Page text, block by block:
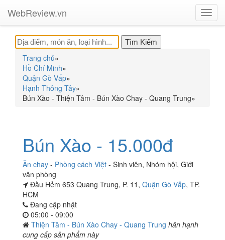
WebReview.vn
Trang chủ»
Hồ Chí Minh»
Quận Gò Vấp»
Hạnh Thông Tây»
Bún Xào - Thiện Tâm - Bún Xào Chay - Quang Trung»
Bún Xào - 15.000đ
Ăn chay - Phòng cách Việt - Sinh viên, Nhóm hội, Giới
văn phòng
Đầu Hẻm 653 Quang Trung, P. 11, Quận Gò Vấp, TP.
HCM
Đang cập nhật
05:00 - 09:00
Thiện Tâm - Bún Xào Chay - Quang Trung hân hạnh
cung cấp sản phẩm này